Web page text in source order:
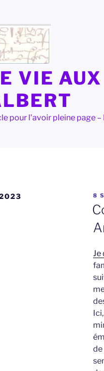
VIE
pour l'avoir pleine page
LE
8
Je
de